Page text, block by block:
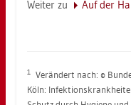
Wei­ter zu Auf der
1 Ver­än­dert nach: ©
Köln: